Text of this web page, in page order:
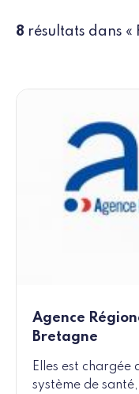
8 résultats dans «
Agence
Bretagne
Elles est chargée
système de